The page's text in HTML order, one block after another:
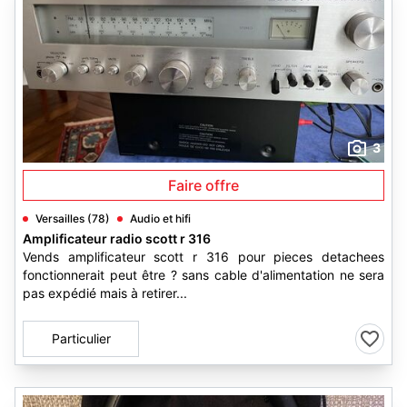
3
Faire offre
Versailles (78) Audio et hifi
Amplificateur radio scott r 316
Vends amplificateur scott r 316 pour pieces detachees
fonctionnerait peut être ? sans cable d'alimentation ne sera
pas expédié mais à retirer...
Particulier